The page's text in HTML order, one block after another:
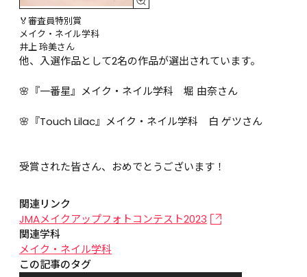
🏅審査員特別賞
メイク・ネイル学科
井上 玲美さん
他、入選作品として2名の作品が選出されています。
🌸『一番星』メイク・ネイル学科　堀 由奈さん
🌸『Touch Lilac』メイク・ネイル学科　白 ゲツさん
受賞された皆さん、おめでとうございます！
関連リンク
JMAメイクアップフォトコンテスト2023
関連学科
メイク・ネイル学科
この記事のタグ